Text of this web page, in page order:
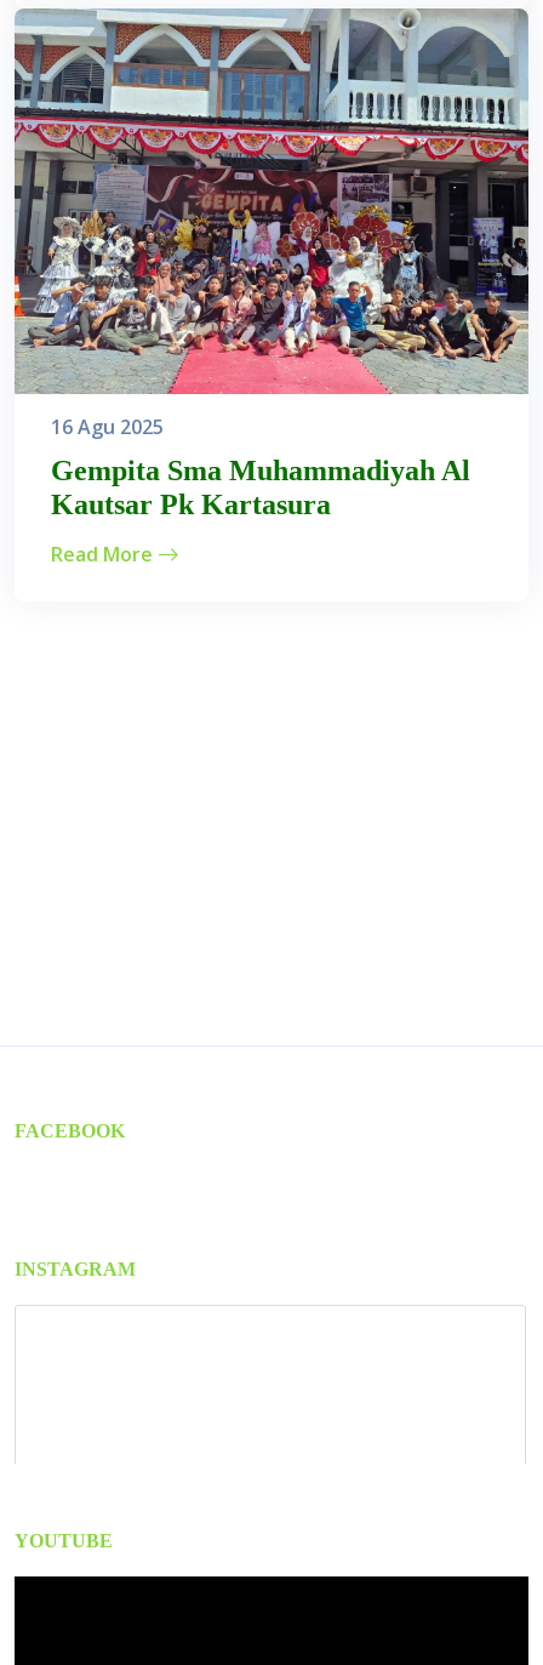
16 Agu 2025
Gempita Sma Muhammadiyah Al
Kautsar Pk Kartasura
Read More
FACEBOOK
INSTAGRAM
YOUTUBE